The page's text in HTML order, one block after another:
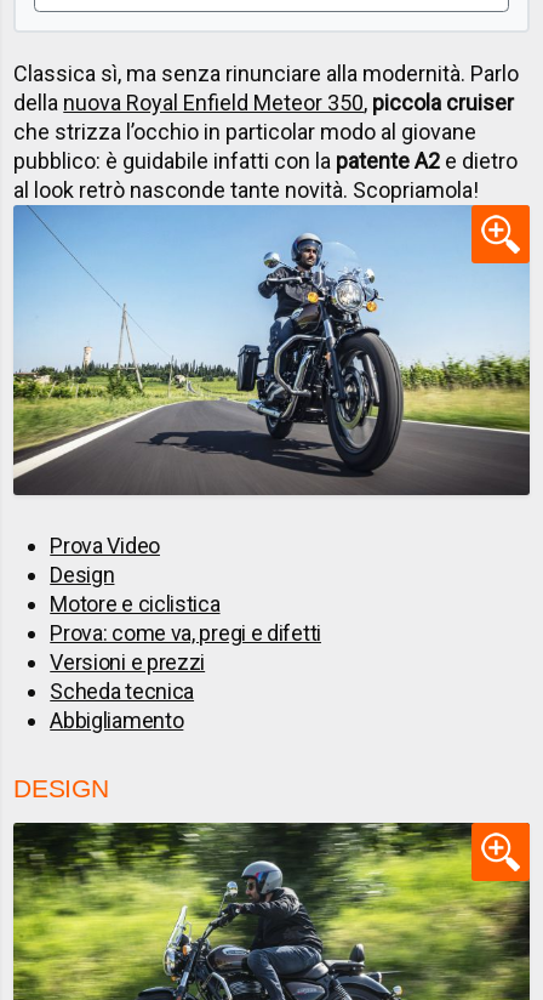
Classica sì, ma senza rinunciare alla modernità. Parlo
della nuova Royal Enfield Meteor 350, piccola cruiser
che strizza l’occhio in particolar modo al giovane
pubblico: è guidabile infatti con la patente A2 e dietro
al look retrò nasconde tante novità. Scopriamola!
Prova Video
Design
Motore e ciclistica
Prova: come va, pregi e difetti
Versioni e prezzi
Scheda tecnica
Abbigliamento
DESIGN